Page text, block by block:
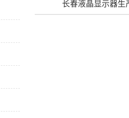
长春液晶显示器生